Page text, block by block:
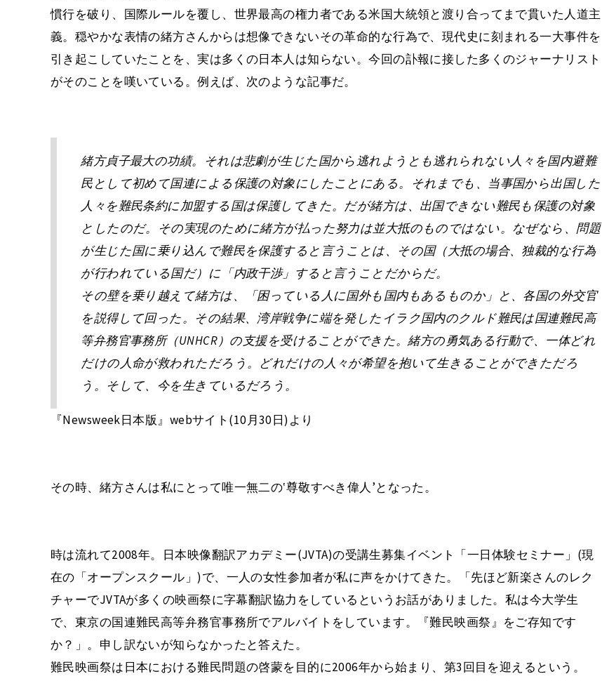
慣行を破り、国際ルールを覆し、世界最高の権力者である米国大統領と渡り合ってまで貫いた人道主
義。穏やかな表情の緒方さんからは想像できないその革命的な行為で、現代史に刻まれる一大事件を
引き起こしていたことを、実は多くの日本人は知らない。今回の訃報に接した多くのジャーナリスト
がそのことを嘆いている。例えば、次のような記事だ。
緒方貞子最大の功績。それは悲劇が生じた国から逃れようとも逃れられない人々を国内避難
民として初めて国連による保護の対象にしたことにある。それまでも、当事国から出国した
人々を難民条約に加盟する国は保護してきた。だが緒方は、出国できない難民も保護の対象
としたのだ。その実現のために緒方が払った努力は並大抵のものではない。なぜなら、問題
が生じた国に乗り込んで難民を保護すると言うことは、その国（大抵の場合、独裁的な行為
が行われている国だ）に「内政干渉」すると言うことだからだ。
その壁を乗り越えて緒方は、「困っている人に国外も国内もあるものか」と、各国の外交官
を説得して回った。その結果、湾岸戦争に端を発したイラク国内のクルド難民は国連難民高
等弁務官事務所（UNHCR）の支援を受けることができた。緒方の勇気ある行動で、一体どれ
だけの人命が救われただろう。どれだけの人々が希望を抱いて生きることができただろ
う。そして、今を生きているだろう。
『Newsweek日本版』webサイト(10月30日)より
その時、緒方さんは私にとって唯一無二の‛尊敬すべき偉人’となった。
時は流れて2008年。日本映像翻訳アカデミー(JVTA)の受講生募集イベント「一日体験セミナー」(現
在の「オープンスクール」)で、一人の女性参加者が私に声をかけてきた。「先ほど新楽さんのレク
チャーでJVTAが多くの映画祭に字幕翻訳協力をしているというお話がありました。私は今大学生
で、東京の国連難民高等弁務官事務所でアルバイトをしています。『難民映画祭』をご存知です
か？」。申し訳ないが知らなかったと答えた。
難民映画祭は日本における難民問題の啓蒙を目的に2006年から始まり、第3回目を迎えるという。